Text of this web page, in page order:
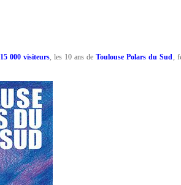
15 000 visiteurs, les 10 ans deToulouse Polars du Sud,